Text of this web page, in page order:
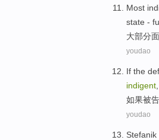
Most
state -
大部分
youdao
If the
indigent
如果被
youdao
Stefanik